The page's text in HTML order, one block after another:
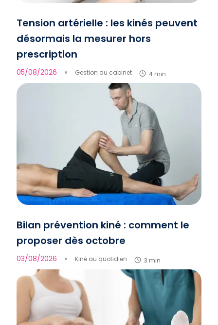
Tension artérielle : les kinés peuvent
désormais la mesurer hors
prescription
05/08/2026 ● Gestion du cabinet 4 min
Bilan prévention kiné : comment le
proposer dès octobre
03/08/2026 ● Kiné au quotidien 3 min